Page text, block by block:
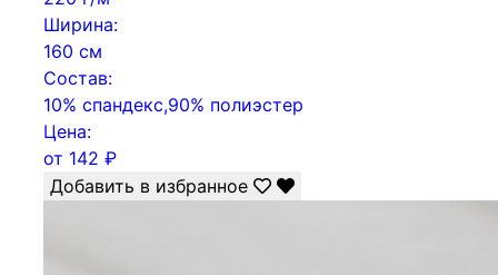
Ширина:
160 см
Состав:
10% спандекс,90% полиэстер
Цена:
от 142 ₽
Добавить в избранное